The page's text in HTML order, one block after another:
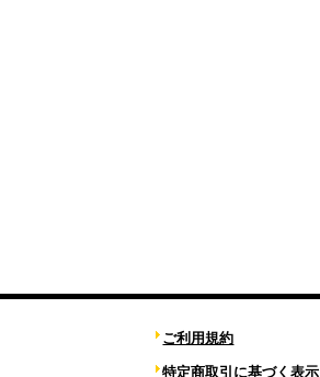
ご利用規約
特定商取引に基づく表示